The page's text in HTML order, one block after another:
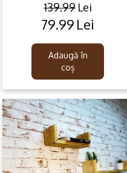
139.99 Lei
Original
was:
139.99lei.
79.99 Lei
Current
is:
79.99lei.
Adaugă în
coș